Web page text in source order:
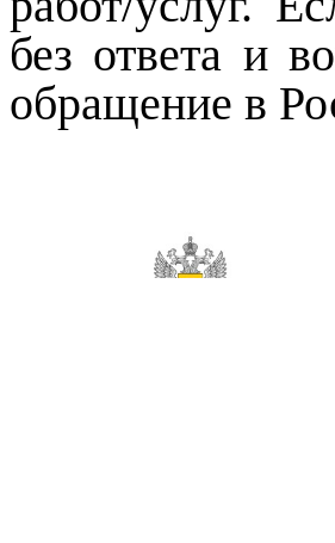
без ответа и
обращение в